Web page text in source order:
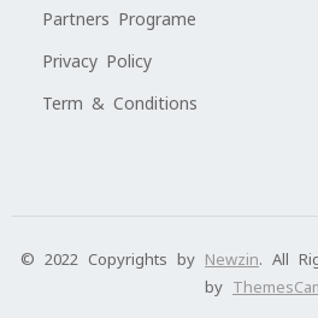
Partners Programe
Privacy Policy
Term & Conditions
© 2022 Copyrights by Newzin. All
by